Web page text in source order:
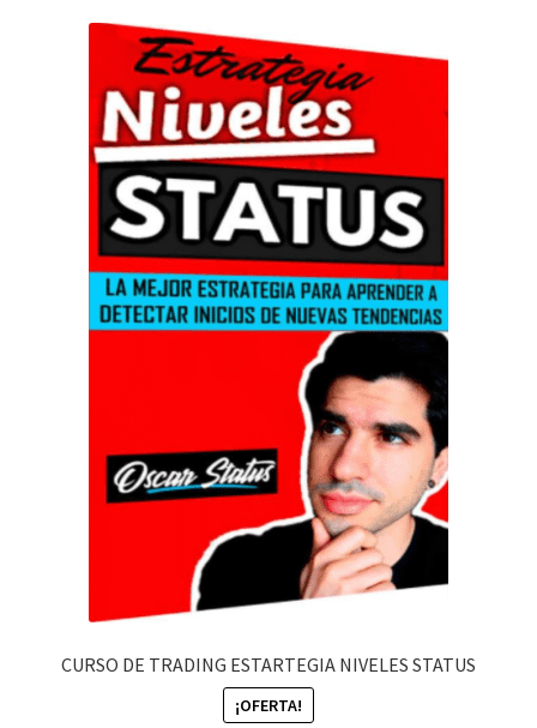
CURSO DE TRADING ESTARTEGIA NIVELES STATUS
¡OFERTA!